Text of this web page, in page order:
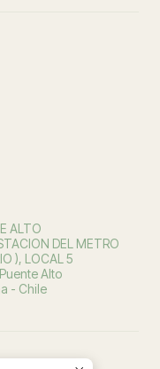
ALTO
DEL METRO
), LOCAL 5
Alto
- Chile